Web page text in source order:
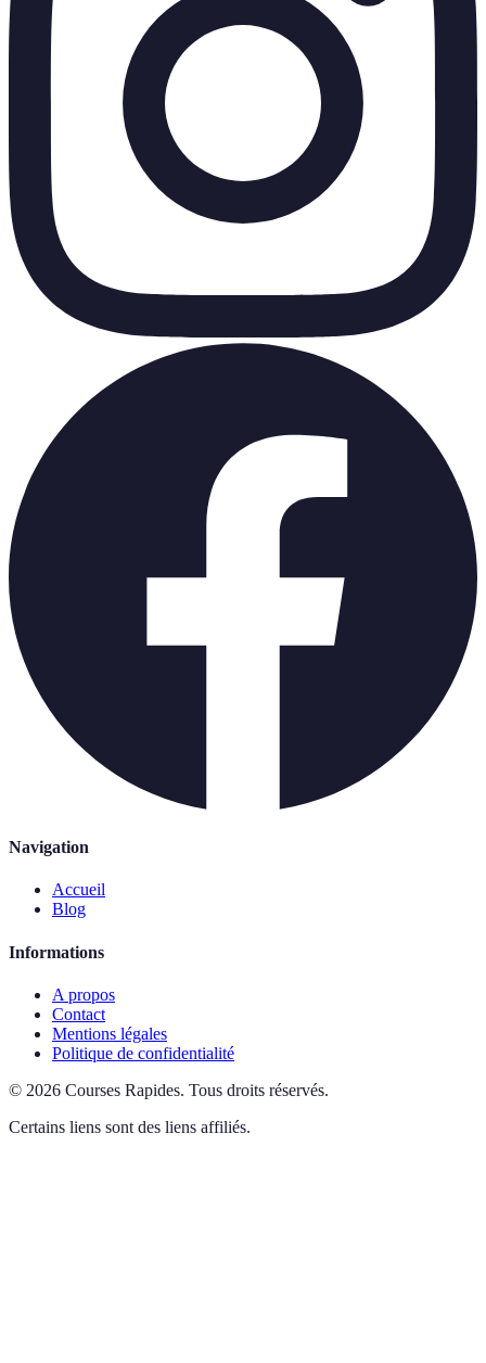
Navigation
Accueil
Blog
Informations
A propos
Contact
Mentions légales
Politique de confidentialité
© 2026 Courses Rapides. Tous droits réservés.
Certains liens sont des liens affiliés.